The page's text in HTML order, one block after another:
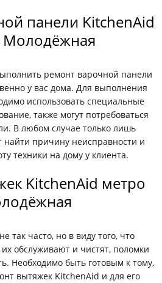
панели KitchenAid
Молодёжная
ремонт варочной панели
у вас дома. Для выполнения
использовать специальные
также могут потребоваться
В любом случае только лишь
причину неисправности и
техники на дому у клиента.
KitchenAid метро
так часто, но в виду того, что
обслуживают и чистят, поломки
Необходимо быть готовым к тому,
вытяжек KitchenAid и для его